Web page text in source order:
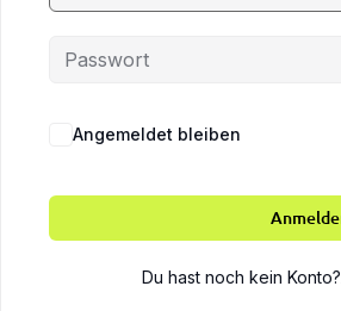
Angemeldet bleiben
Du hast noch kein Konto?